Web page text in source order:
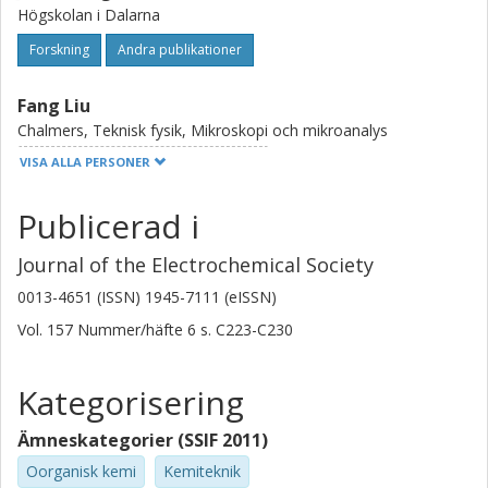
Högskolan i Dalarna
Forskning Andra publikationer
Fang Liu
Chalmers, Teknisk fysik, Mikroskopi och mikroanalys
Forskning Andra publikationer
Haiping Lai
Chalmers, Teknisk fysik, Mikroskopi och mikroanalys
Helena Götlind
Forskning Andra publikationer
Kristina M Hellström
Chalmers, Kemi- och bioteknik, Oorganisk miljökemi
VISA ALLA PERSONER
Publicerad i
Journal of the Electrochemical Society
0013-4651 (ISSN) 1945-7111 (eISSN)
Vol. 157 Nummer/häfte 6 s. C223-C230
Kategorisering
Ämneskategorier (SSIF 2011)
Oorganisk kemi Kemiteknik